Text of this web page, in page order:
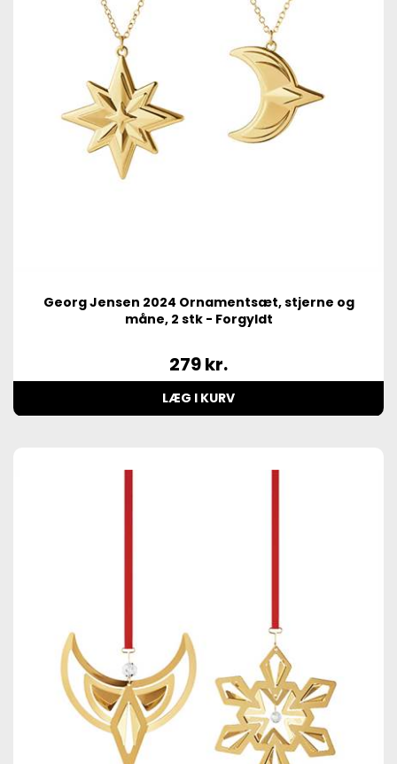
Georg Jensen 2024 Ornamentsæt, stjerne og
måne, 2 stk - Forgyldt
279kr.
LÆG I KURV